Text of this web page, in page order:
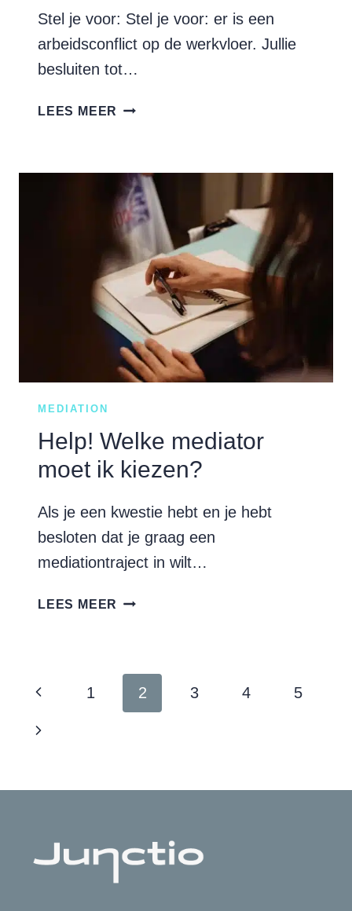
Stel je voor: Stel je voor: er is een
arbeidsconflict op de werkvloer. Jullie
besluiten tot…
LEES MEER GEHEIMHOUDING
OF
ZEGEN?
MEDIATION
Help! Welke mediator
moet ik kiezen?
Als je een kwestie hebt en je hebt
besloten dat je graag een
mediationtraject in wilt…
LEES MEER HELP!
IK
KIEZEN?
Paginanavigatie
Vorige
pagina
1 2 3 4 5
Volgende